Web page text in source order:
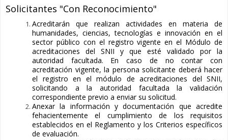
Solicitantes "Con Reconocimiento"
Acreditarán que realizan actividades en materia de
humanidades, ciencias, tecnologías e innovación en el
sector público con el registro vigente en el Módulo de
acreditaciones del SNII y que esté validado por la
autoridad facultada. En caso de no contar con
acreditación vigente, la persona solicitante deberá hacer
el registro en el módulo de acreditaciones del SNII,
solicitando a la autoridad facultada la validación
correspondiente previo a enviar su solicitud.
Anexar la información y documentación que acredite
fehacientemente el cumplimiento de los requisitos
establecidos en el Reglamento y los Criterios específicos
de evaluación.